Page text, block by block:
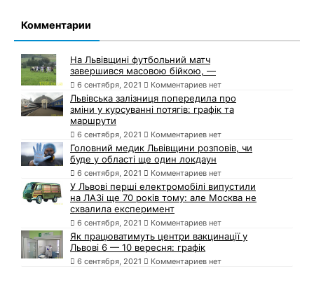
Комментарии
На Львівщині футбольний матч
завершився масовою бійкою, —
6 сентября, 2021 Комментариев нет
Львівська залізниця попередила про
зміни у курсуванні потягів: графік та
маршрути
6 сентября, 2021 Комментариев нет
Головний медик Львівщини розповів, чи
буде у області ще один локдаун
6 сентября, 2021 Комментариев нет
У Львові перші електромобілі випустили
на ЛАЗі ще 70 років тому: але Москва не
схвалила експеримент
6 сентября, 2021 Комментариев нет
Як працюватимуть центри вакцинації у
Львові 6 — 10 вересня: графік
6 сентября, 2021 Комментариев нет